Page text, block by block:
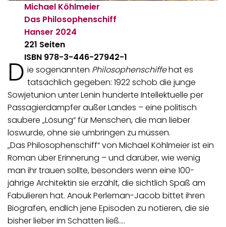
Michael Köhlmeier
Das Philosophenschiff
Hanser 2024
221 Seiten
ISBN 978-3-446-27942-1
D ie sogenannten Philosophenschiffehat es
tatsächlich gegeben: 1922 schob die junge
Sowjetunion unter Lenin hunderte Intellektuelle per
Passagierdampfer außer Landes – eine politisch
saubere „Lösung“ für Menschen, die man lieber
loswurde, ohne sie umbringen zu müssen.
„Das Philosophenschiff“ von Michael Köhlmeier ist ein
Roman über Erinnerung – und darüber, wie wenig
man ihr trauen sollte, besonders wenn eine 100-
jährige Architektin sie erzählt, die sichtlich Spaß am
Fabulieren hat. Anouk Perleman-Jacob bittet ihren
Biografen, endlich jene Episoden zu notieren, die sie
bisher lieber im Schatten ließ.…